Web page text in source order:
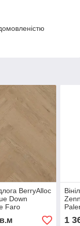
BerryAlloc
Down
Faro
1